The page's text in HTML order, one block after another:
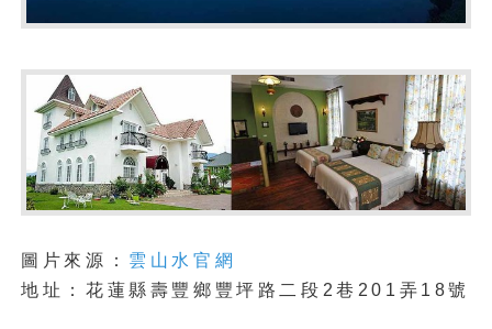
圖片來源： 雲山水官網
地址：花蓮縣壽豐鄉豐坪路二段2巷201弄18號